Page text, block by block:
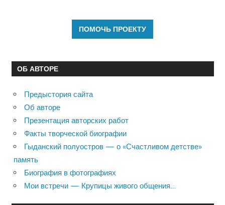
ОБ АВТОРЕ
Предыстория сайта
Об авторе
Презентация авторских работ
Факты творческой биографии
Гыданский полуостров — о «Счастливом детстве»
память
Биография в фотографиях
Мои встречи — Крупицы живого общения…